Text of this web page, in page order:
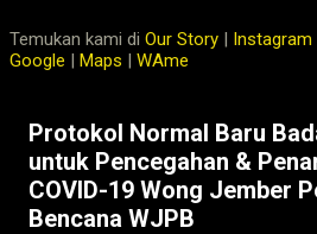
Temukan kami di Our Story | Instagram
Google | Maps | WAme
Protokol Normal Baru
untuk Pencegahan &
COVID-19 Wong Jember
Bencana WJPB